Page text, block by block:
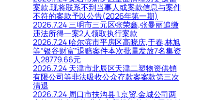
案款,现将联系不到当事人或案款信息与案件
不符的案款予以公告(2026年第一期)
2026.7.24 三明市三元区张荣鑫,张曼丽追缴
违法所得一案2人领取执行案款
2026.7.24 哈尔滨市平房区高晓庆,于春,林旭
等“银谷财富”退赔案件本次批量发放7名集资
人28779.66元
2026.7.24 天津市北辰区天津二塑物资供销
有限公司等非法吸收公众存款案案款第三次
清退
2026.7.24 周口市扶沟县 1.京贸,金城公司两